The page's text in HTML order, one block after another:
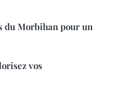
du Morbihan pour un
vos